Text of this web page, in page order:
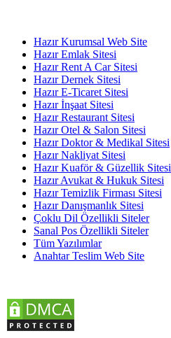
Hazır Kurumsal Web Site
Hazır Emlak Sitesi
Hazır Rent A Car Sitesi
Hazır Dernek Sitesi
Hazır E-Ticaret Sitesi
Hazır İnşaat Sitesi
Hazır Restaurant Sitesi
Hazır Otel & Salon Sitesi
Hazır Doktor & Medikal Sitesi
Hazır Nakliyat Sitesi
Hazır Kuaför & Güzellik Sitesi
Hazır Avukat & Hukuk Sitesi
Hazır Temizlik Firması Sitesi
Hazır Danışmanlık Sitesi
Çoklu Dil Özellikli Siteler
Sanal Pos Özellikli Siteler
Tüm Yazılımlar
Anahtar Teslim Web Site